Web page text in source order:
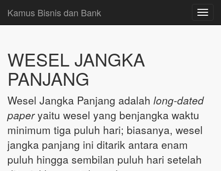
Kamus Bisnis dan Bank
WESEL JANGKA
PANJANG
Wesel Jangka Panjang adalah long-dated
paperyaitu wesel yang benjangka waktu
minimum tiga puluh hari; biasanya, wesel
jangka panjang ini ditarik antara enam
puluh hingga sembilan puluh hari setelah